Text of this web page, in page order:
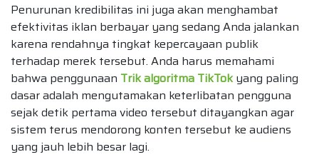
Penurunan kredibilitas ini juga akan menghambat
efektivitas iklan berbayar yang sedang Anda jalankan
karena rendahnya tingkat kepercayaan publik
terhadap merek tersebut. Anda harus memahami
bahwa penggunaan Trik algoritma TikTokyang paling
dasar adalah mengutamakan keterlibatan pengguna
sejak detik pertama video tersebut ditayangkan agar
sistem terus mendorong konten tersebut ke audiens
yang jauh lebih besar lagi.